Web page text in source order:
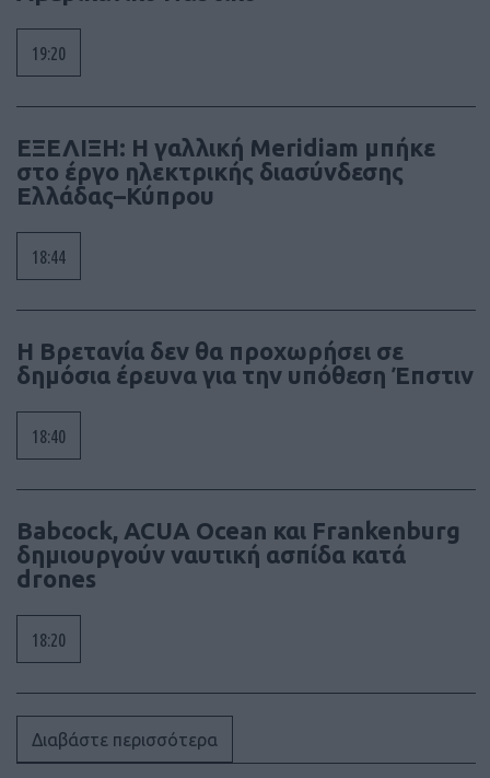
19:20
ΕΞΕΛΙΞΗ: Η γαλλική Meridiam μπήκε
στο έργο ηλεκτρικής διασύνδεσης
Ελλάδας–Κύπρου
18:44
Η Βρετανία δεν θα προχωρήσει σε
δημόσια έρευνα για την υπόθεση Έπστιν
18:40
Babcock, ACUA Ocean και Frankenburg
δημιουργούν ναυτική ασπίδα κατά
drones
18:20
Διαβάστε περισσότερα